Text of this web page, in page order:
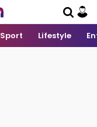
Sport Lifestyle